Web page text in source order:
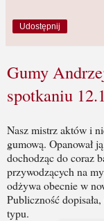
Udostępnij
Gumy
spotkaniu
Nasz mistrz aktów i
gumową. Opanował
dochodząc do coraz
przywodzących na
odżywa obecnie w
Publiczność
typu.